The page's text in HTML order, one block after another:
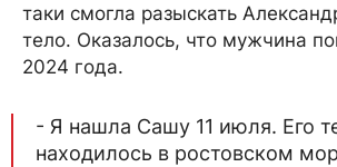
таки смогла разыскать
тело. Оказалось, что мужчина
2024 года.
- Я нашла Сашу 11 июля. Его
находилось в ростовском